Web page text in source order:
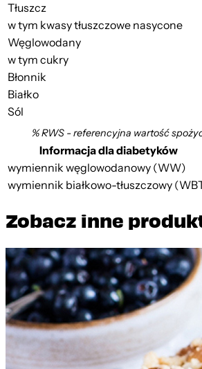
Tłuszcz
w tym kwasy tłuszczowe nasycone
Węglowodany
w tym cukry
Błonnik
Białko
Sól
% RWS - referencyjna wartość
Informacja dla diabetyków
wymiennik węglowodanowy (WW)
wymiennik białkowo-tłuszczowy
Zobacz inne